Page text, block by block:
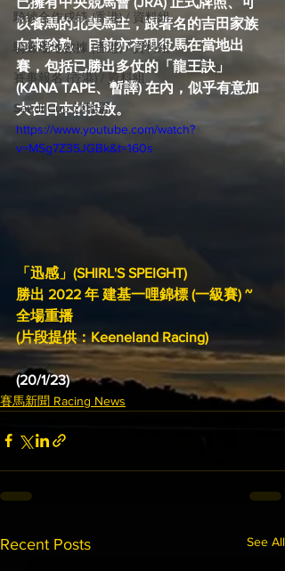
騎練合作成績 (香港) / 資料組
騎練場地數據 (香港) / 資料組
賽事報名 (香港) / 資料組
Saudi Cup 沙地盃
以養馬的北美馬主，跟著名的吉田家族
向來稔熟，目前亦有現役馬在當地出
賽，包括已勝出多仗的「龍王訣」
(KANA TAPE、暫譯) 在內，似乎有意加
大在日本的投放。
https://www.youtube.com/watch?
v=MSg7Z35JGBk&t=160s
「迅感」(SHIRL'S SPEIGHT)
勝出 2022 年 建基一哩錦標 (一級賽) ~
全場重播
(片段提供：Keeneland Racing)
(20/1/23)
賽馬新聞 Racing News
Recent Posts See All